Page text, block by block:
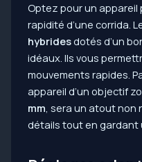
Optez pour un
rapidité d’une corrida.
hybridesdotés d’un
idéaux. Ils vous
mouvements rapides.
appareil d’un objectif
mm, sera un atout non
détails tout en gardant